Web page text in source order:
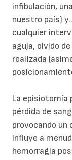
infibulación,
nuestro país)
cualquier
aguja, olvido
realizada
La episiotomía
pérdida de
provocando un
influye a
hemorragia